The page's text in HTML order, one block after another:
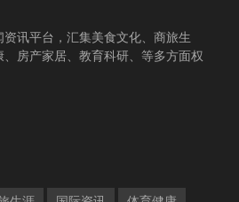
讯平台，汇集美食文化、商旅生
房产家居、教育科研、等多方面权